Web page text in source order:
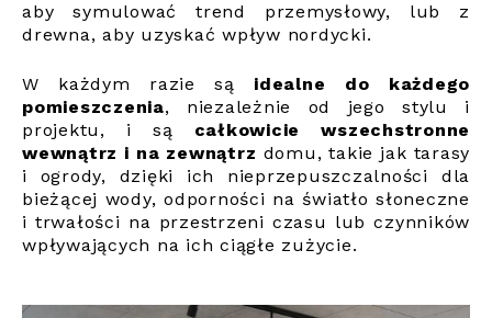
aby symulować trend przemysłowy, lub z
drewna, aby uzyskać wpływ nordycki.
W każdym razie są idealne do każdego
pomieszczenia, niezależnie od jego stylu i
projektu, i są całkowicie wszechstronne
wewnątrz i na zewnątrz domu, takie jak tarasy
i ogrody, dzięki ich nieprzepuszczalności dla
bieżącej wody, odporności na światło słoneczne
i trwałości na przestrzeni czasu lub czynników
wpływających na ich ciągłe zużycie.